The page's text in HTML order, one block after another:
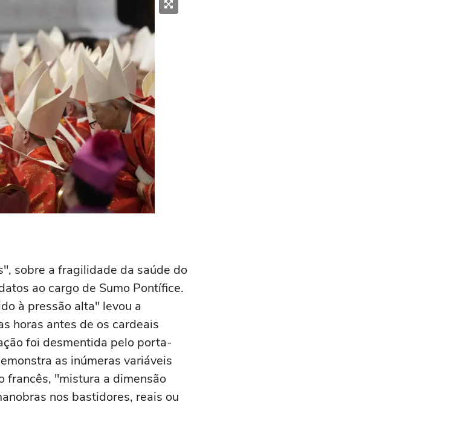
sobre a fragilidade da saúde do
ao cargo de Sumo Pontífice.
à pressão alta" levou a
horas antes de os cardeais
foi desmentida pelo porta-
as inúmeras variáveis
francês, "mistura a dimensão
nos bastidores, reais ou